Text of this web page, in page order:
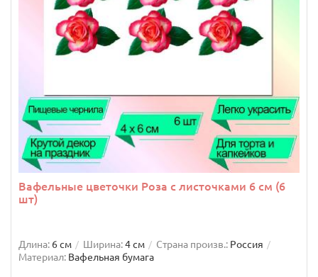
Вафельные цветочки Роза с листочками 6 см (6
шт)
Длина: 6 см Ширина:4 см Страна произв.: Россия
Материал: Вафельная бумага